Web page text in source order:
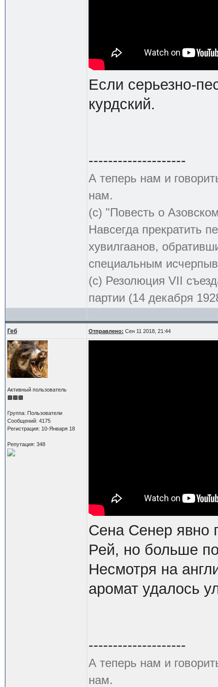
Если серьезно-
курдский.
--------------------
А теперь нам и
нам.
(с) "Повесть о
Навсегда прекратить
хувилгаанов,
специальным
(с) Резолюция VII
партии (14 декабря
Геб Отправлено: Сен 11 2018, 21:44
Активный пользователь
Группа: Пользователи
Сообщений: 4175
Регистрация: 10-Января 18
Репутация: 348
Сена Сенер явно
Рей, но больше
Несмотря на
аромат удалось
--------------------
А теперь нам и
нам.